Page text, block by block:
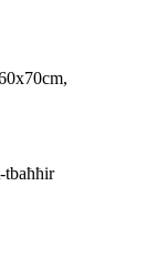
tbaħħir